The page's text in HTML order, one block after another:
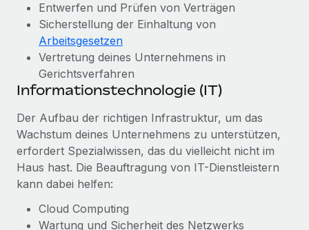
Entwerfen und Prüfen von Verträgen
Sicherstellung der Einhaltung von
Arbeitsgesetzen
Vertretung deines Unternehmens in
Gerichtsverfahren
Informationstechnologie (IT)
Der Aufbau der richtigen Infrastruktur, um das
Wachstum deines Unternehmens zu unterstützen,
erfordert Spezialwissen, das du vielleicht nicht im
Haus hast. Die Beauftragung von IT-Dienstleistern
kann dabei helfen:
Cloud Computing
Wartung und Sicherheit des Netzwerks